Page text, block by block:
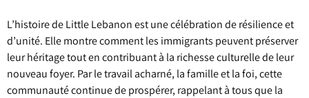
L’histoire de Little Lebanon est une célébration de résilience et
d’unité. Elle montre comment les immigrants peuvent préserver
leur héritage tout en contribuant à la richesse culturelle de leur
nouveau foyer. Par le travail acharné, la famille et la foi, cette
communauté continue de prospérer, rappelant à tous que la